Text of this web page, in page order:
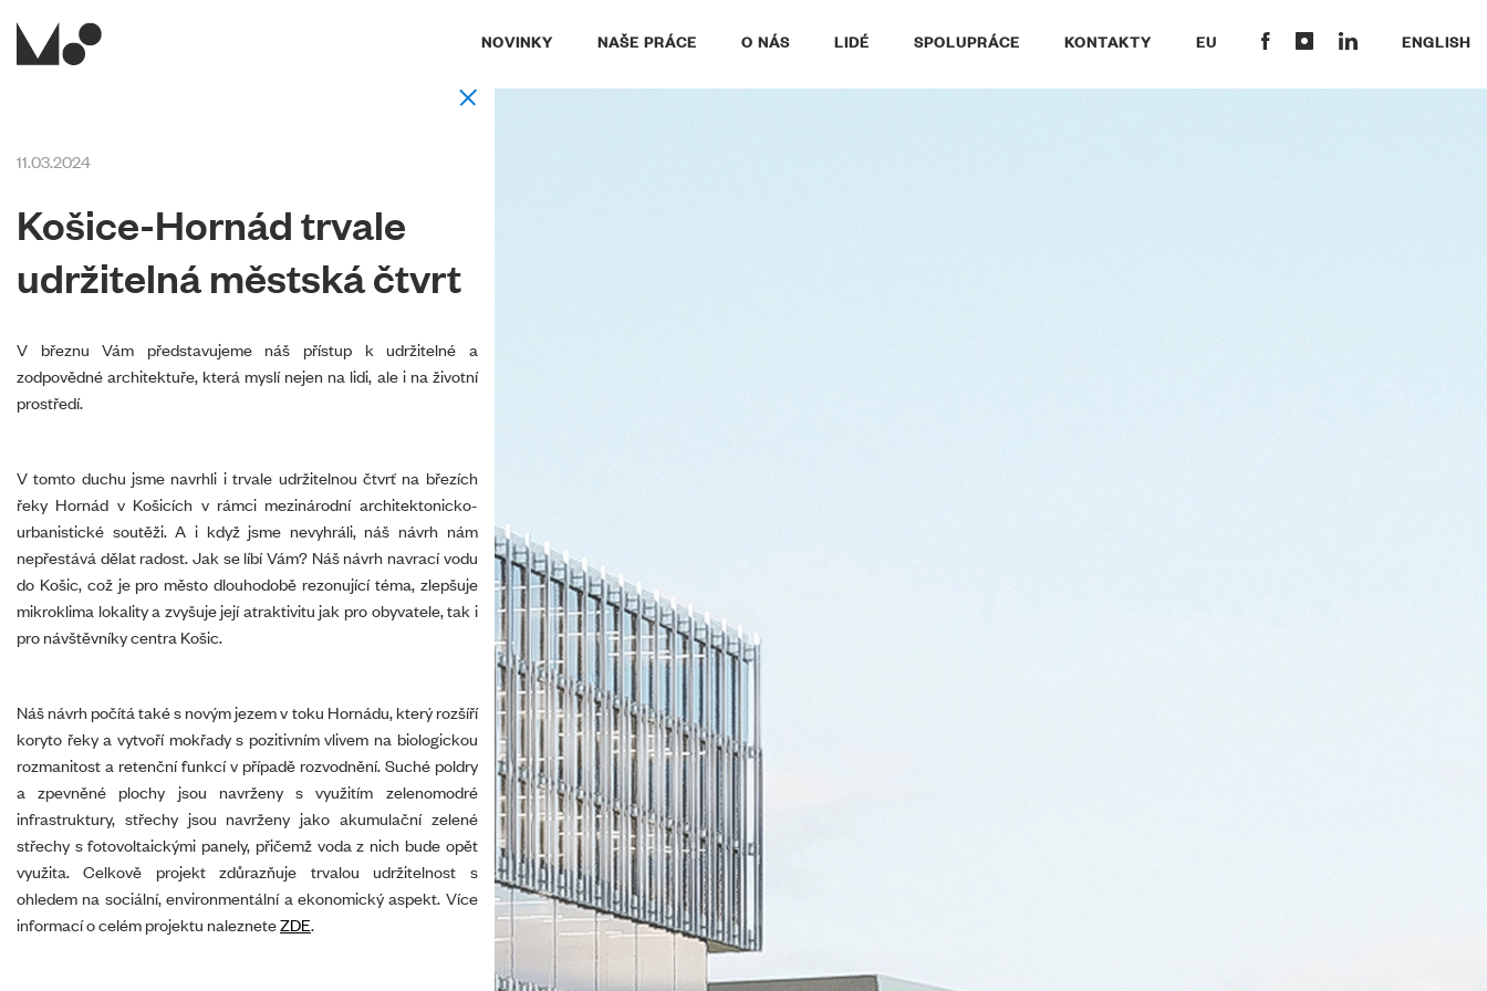
NOVINKY NAŠE PRÁCE O NÁS LIDÉ SPOLUPRÁCE KONTAKTY EU ENGLISH
11.03.2024
Košice-Hornád trvale
udržitelná městská čtvrt
V březnu Vám představujeme náš přístup k udržitelné a
zodpovědné architektuře, která myslí nejen na lidi, ale i na životní
prostředí.
V tomto duchu jsme navrhli i trvale udržitelnou čtvrť na březích
řeky Hornád v Košicích v rámci mezinárodní architektonicko-
urbanistické soutěži. A i když jsme nevyhráli, náš návrh nám
nepřestává dělat radost. Jak se líbí Vám? Náš návrh navrací vodu
do Košic, což je pro město dlouhodobě rezonující téma, zlepšuje
mikroklima lokality a zvyšuje její atraktivitu jak pro obyvatele, tak i
pro návštěvníky centra Košic.
Náš návrh počítá také s novým jezem v toku Hornádu, který rozšíří
koryto řeky a vytvoří mokřady s pozitivním vlivem na biologickou
rozmanitost a retenční funkcí v případě rozvodnění. Suché poldry
a zpevněné plochy jsou navrženy s využitím zelenomodré
infrastruktury, střechy jsou navrženy jako akumulační zelené
střechy s fotovoltaickými panely, přičemž voda z nich bude opět
využita. Celkově projekt zdůrazňuje trvalou udržitelnost s
ohledem na sociální, environmentální a ekonomický aspekt. Více
informací o celém projektu nalezneteZDE.